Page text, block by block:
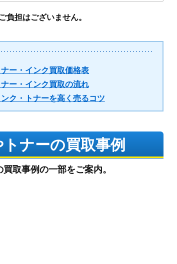
負担はございません。
ナー・インク買取価格表
ナー・インク買取の流れ
ンク・トナーを高く売るコツ
ナーの買取事例
取事例の一部をご案内。